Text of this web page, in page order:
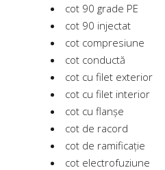
cot 90 grade PE
cot 90 injectat
cot compresiune
cot conductă
cot cu filet exterior
cot cu filet interior
cot cu flanșe
cot de racord
cot de ramificație
cot electrofuziune